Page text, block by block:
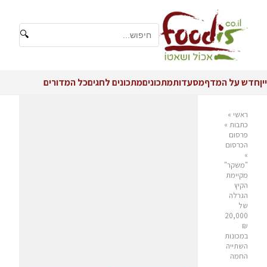
🔍
ייןחדש על המדףמסעדותמתכוניםמתכונים לחגיםכל המדורים
ראשי »
כתבות »
פרסום
הכרסום
»
"משקר"
מקיימת
הקיץ
הגרלה
של
20,000
₪
במכונות
השתייה
החמה